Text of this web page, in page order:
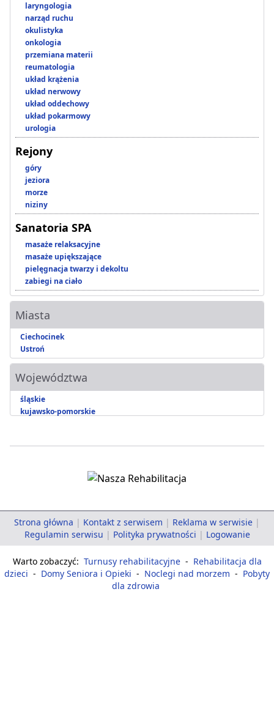
laryngologia
narząd ruchu
okulistyka
onkologia
przemiana materii
reumatologia
układ krążenia
układ nerwowy
układ oddechowy
układ pokarmowy
urologia
Rejony
góry
jeziora
morze
niziny
Sanatoria SPA
masaże relaksacyjne
masaże upiększające
pielęgnacja twarzy i dekoltu
zabiegi na ciało
Miasta
Ciechocinek
Ustroń
Województwa
śląskie
kujawsko-pomorskie
Strona główna | Kontakt z serwisem | Reklama w serwisie |
Regulamin serwisu | Polityka prywatności | Logowanie
Warto zobaczyć: Turnusy rehabilitacyjne - Rehabilitacja dla
dzieci - Domy Seniora i Opieki - Noclegi nad morzem - Pobyty
dla zdrowia